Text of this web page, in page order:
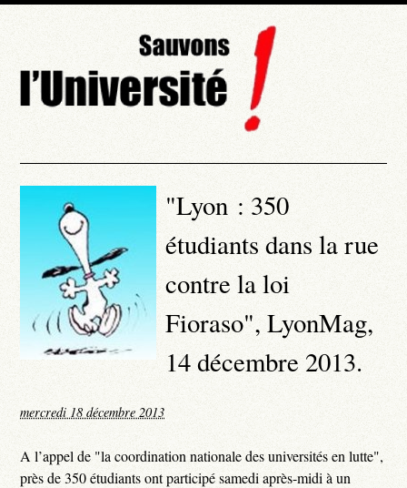
"Lyon : 350
étudiants dans la rue
contre la loi
Fioraso", LyonMag,
14 décembre 2013.
mercredi 18 décembre 2013
A l’appel de "la coordination nationale des universités en lutte",
près de 350 étudiants ont participé samedi après-midi à un